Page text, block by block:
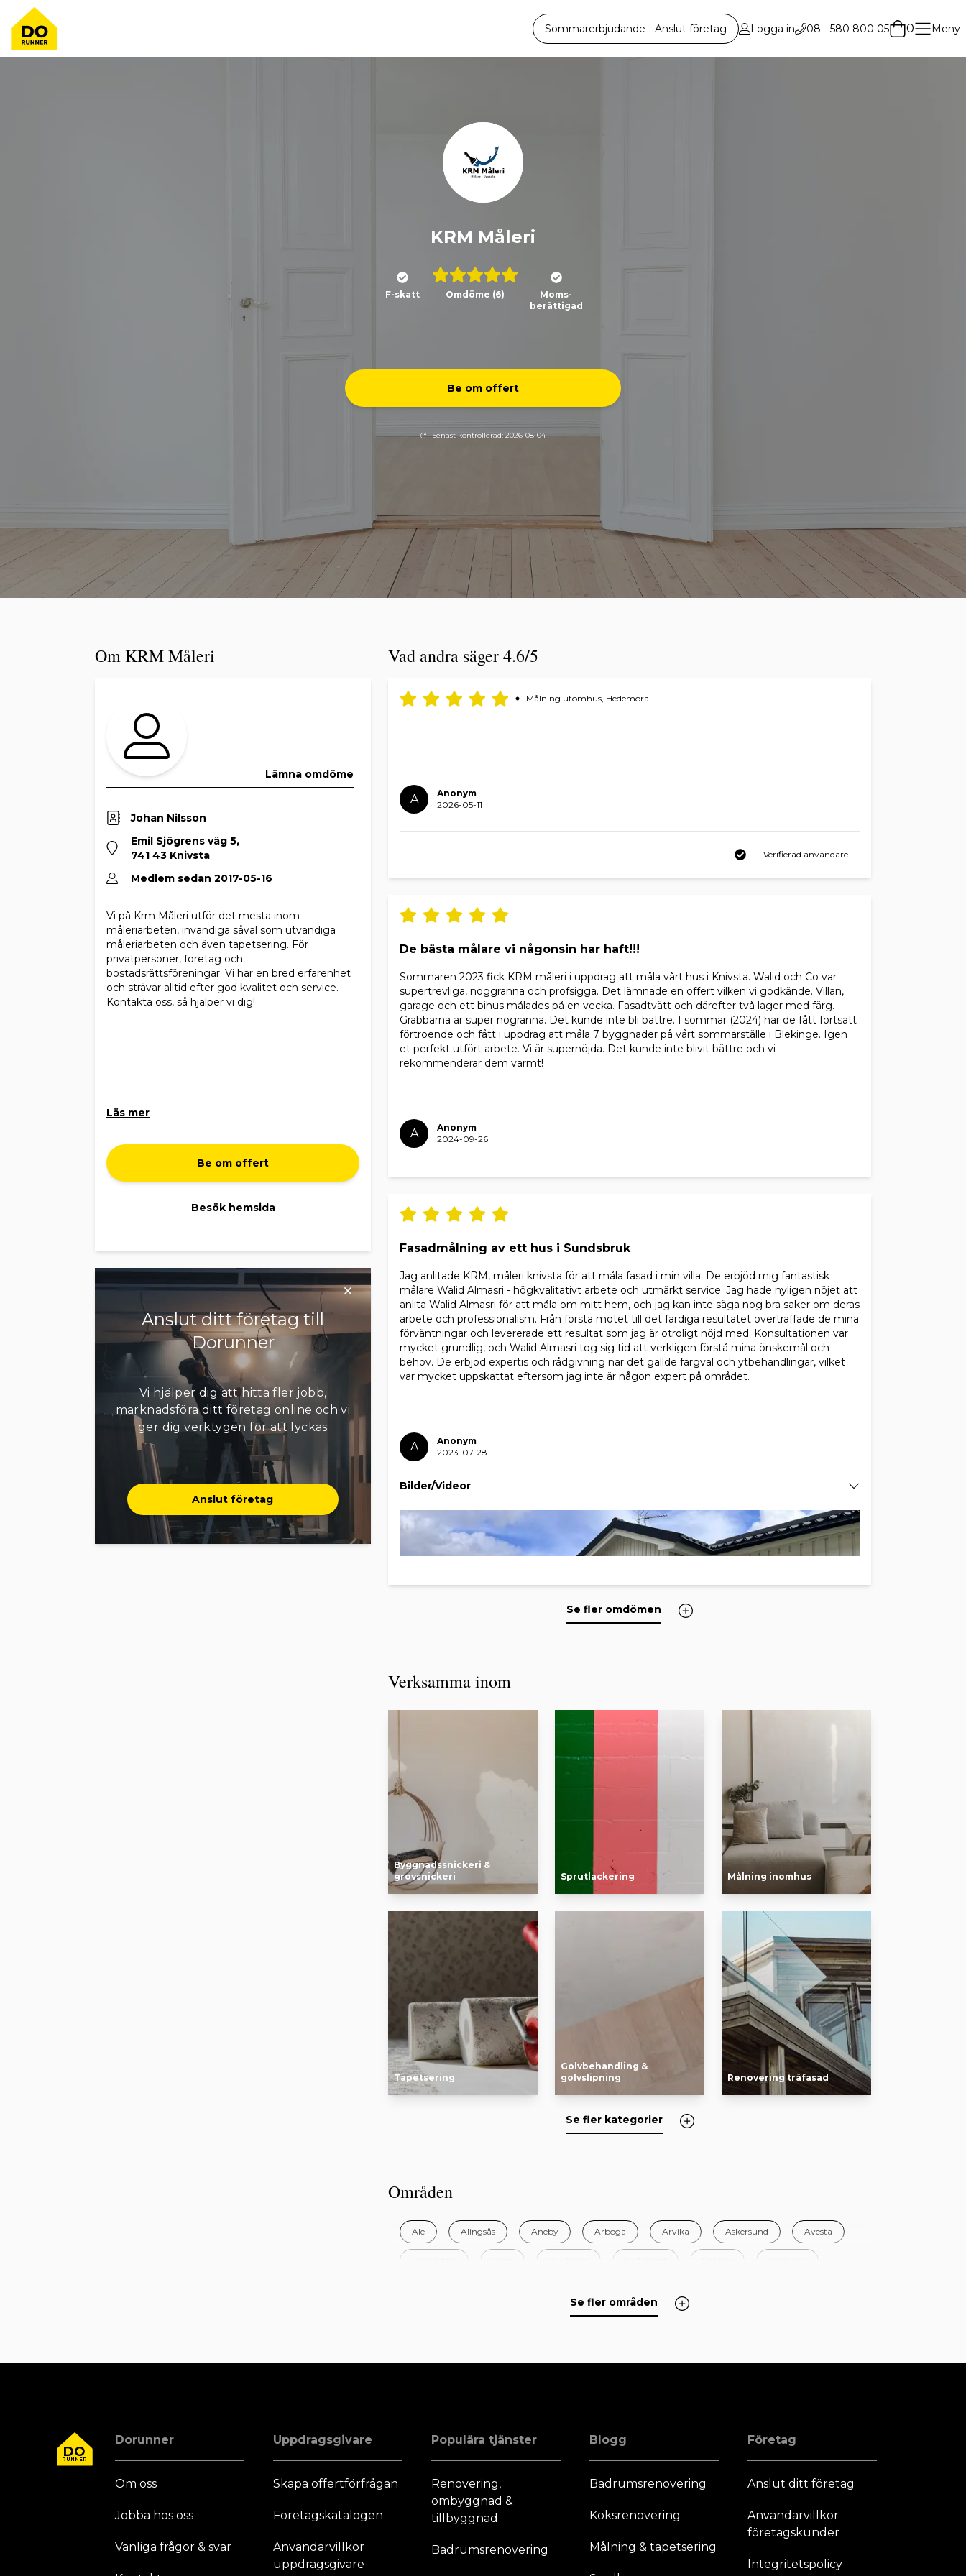
Sommarerbjudande - Anslut företag Logga in 08 - 580 800 05 0 Meny
KRM Måleri
F-skatt Omdöme (6)
Moms-
berättigad
Be om offert
Senast kontrollerad: 2026-08-04
Om KRM Måleri
Lämna omdöme
Johan Nilsson
Emil Sjögrens väg 5,
741 43 Knivsta
Medlem sedan 2017-05-16
Vi på Krm Måleri utför det mesta inom
måleriarbeten, invändiga såväl som utvändiga
måleriarbeten och även tapetsering. För
privatpersoner, företag och
bostadsrättsföreningar. Vi har en bred erfarenhet
och strävar alltid efter god kvalitet och service.
Kontakta oss, så hjälper vi dig!
Läs mer
Be om offert
Besök hemsida
Anslut ditt företag till
Dorunner
Vi hjälper dig att hitta fler jobb,
marknadsföra ditt företag online och vi
ger dig verktygen för att lyckas
Anslut företag
Vad andra säger 4.6/5
Målning utomhus, Hedemora
A
Anonym
2026-05-11
Verifierad användare
De bästa målare vi någonsin har haft!!!
Sommaren 2023 fick KRM måleri i uppdrag att måla vårt hus i Knivsta. Walid och Co var
supertrevliga, noggranna och profsigga. Det lämnade en offert vilken vi godkände. Villan,
garage och ett bihus målades på en vecka. Fasadtvätt och därefter två lager med färg.
Grabbarna är super nogranna. Det kunde inte bli bättre. I sommar (2024) har de fått fortsatt
förtroende och fått i uppdrag att måla 7 byggnader på vårt sommarställe i Blekinge. Igen
et perfekt utfört arbete. Vi är supernöjda. Det kunde inte blivit bättre och vi
rekommenderar dem varmt!
A
Anonym
2024-09-26
Fasadmålning av ett hus i Sundsbruk
Jag anlitade KRM, måleri knivsta för att måla fasad i min villa. De erbjöd mig fantastisk
målare Walid Almasri - högkvalitativt arbete och utmärkt service. Jag hade nyligen nöjet att
anlita Walid Almasri för att måla om mitt hem, och jag kan inte säga nog bra saker om deras
arbete och professionalism. Från första mötet till det färdiga resultatet överträffade de mina
förväntningar och levererade ett resultat som jag är otroligt nöjd med. Konsultationen var
mycket grundlig, och Walid Almasri tog sig tid att verkligen förstå mina önskemål och
behov. De erbjöd expertis och rådgivning när det gällde färgval och ytbehandlingar, vilket
var mycket uppskattat eftersom jag inte är någon expert på området.
A
Anonym
2023-07-28
Bilder/Videor
Se fler omdömen
Verksamma inom
Byggnadssnickeri &
grovsnickeri
Sprutlackering Målning inomhus
Tapetsering
Golvbehandling &
golvslipning
Renovering träfasad
Se fler kategorier
Områden
Ale Alingsås Aneby Arboga Arvika Askersund Avesta
Se fler områden
DO
RUNNER
Dorunner
Om oss
Jobba hos oss
Vanliga frågor & svar
Uppdragsgivare
Skapa offertförfrågan
Företagskatalogen
Användarvillkor
uppdragsgivare
Populära tjänster
Renovering,
ombyggnad &
tillbyggnad
Badrumsrenovering
Blogg
Badrumsrenovering
Köksrenovering
Målning & tapetsering
Företag
Anslut ditt företag
Användarvillkor
företagskunder
Integritetspolicy